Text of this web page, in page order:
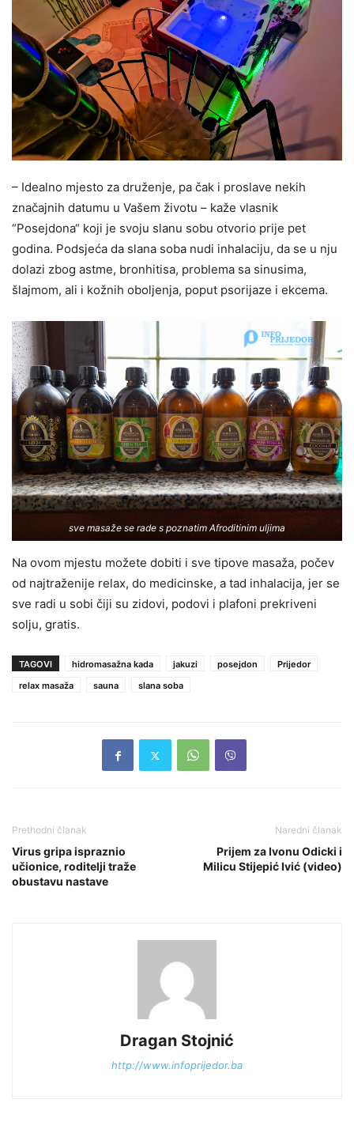
– Idealno mjesto za druženje, pa čak i proslave nekih
značajnih datumu u Vašem životu – kaže vlasnik
“Posejdona“ koji je svoju slanu sobu otvorio prije pet
godina. Podsjeća da slana soba nudi inhalaciju, da se u nju
dolazi zbog astme, bronhitisa, problema sa sinusima,
šlajmom, ali i kožnih oboljenja, poput psorijaze i ekcema.
sve masaže se rade s poznatim Afroditinim uljima
Na ovom mjestu možete dobiti i sve tipove masaža, počev
od najtraženije relax, do medicinske, a tad inhalacija, jer se
sve radi u sobi čiji su zidovi, podovi i plafoni prekriveni
solju, gratis.
TAGOVI hidromasažna kada jakuzi posejdon
Prijedor
relax masaža
sauna slana soba
Prethodni članak
Virus gripa ispraznio
učionice, roditelji traže
obustavu nastave
Naredni članak
Prijem za Ivonu Odicki i
Milicu Stijepić Ivić (video)
Dragan Stojnić
http://www.infoprijedor.ba